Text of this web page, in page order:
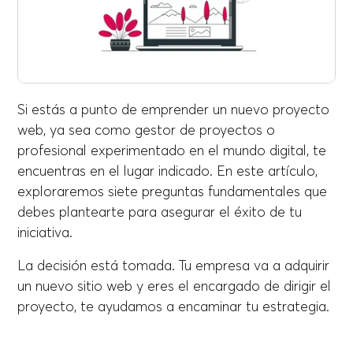
Si estás a punto de emprender un nuevo proyecto
web, ya sea como gestor de proyectos o
profesional experimentado en el mundo digital, te
encuentras en el lugar indicado. En este artículo,
exploraremos siete preguntas fundamentales que
debes plantearte para asegurar el éxito de tu
iniciativa.
La decisión está tomada. Tu empresa va a adquirir
un nuevo sitio web y eres el encargado de dirigir el
proyecto, te ayudamos a encaminar tu estrategia.